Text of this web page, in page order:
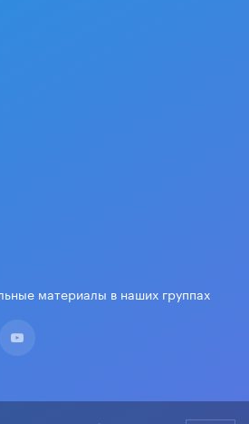
материалы в наших группах